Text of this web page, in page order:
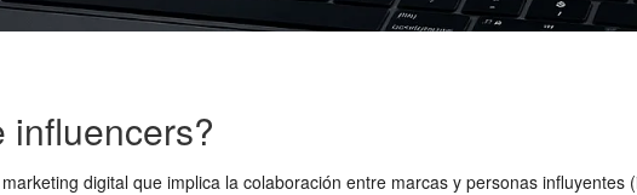
influencers?
digital que implica la colaboración entre marcas y personas